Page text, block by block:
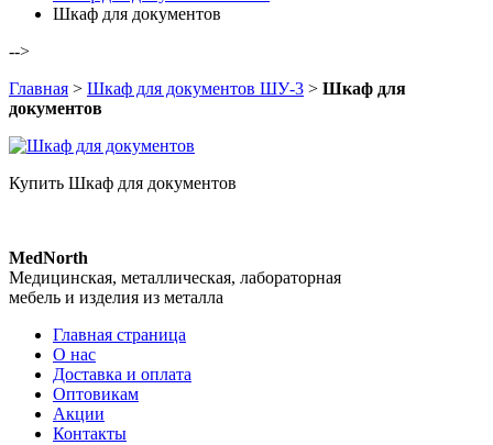
Шкаф для документов
-->
Главная > Шкаф для документов ШУ-3 > Шкаф для
документов
Купить Шкаф для документов
MedNorth
Медицинская, металлическая, лабораторная
мебель и изделия из металла
Главная страница
О нас
Доставка и оплата
Оптовикам
Акции
Контакты